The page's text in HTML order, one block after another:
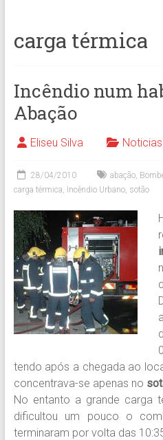
carga térmica
Incêndio num
Abação
Eliseu Silva
28/04/2010 abação,
carga térmica, Incêndio Urbano, sotão
tendo após a chegada ao
concentrava-se apenas no
No entanto a grande carga
dificultou um pouco o
terminaram por volta das